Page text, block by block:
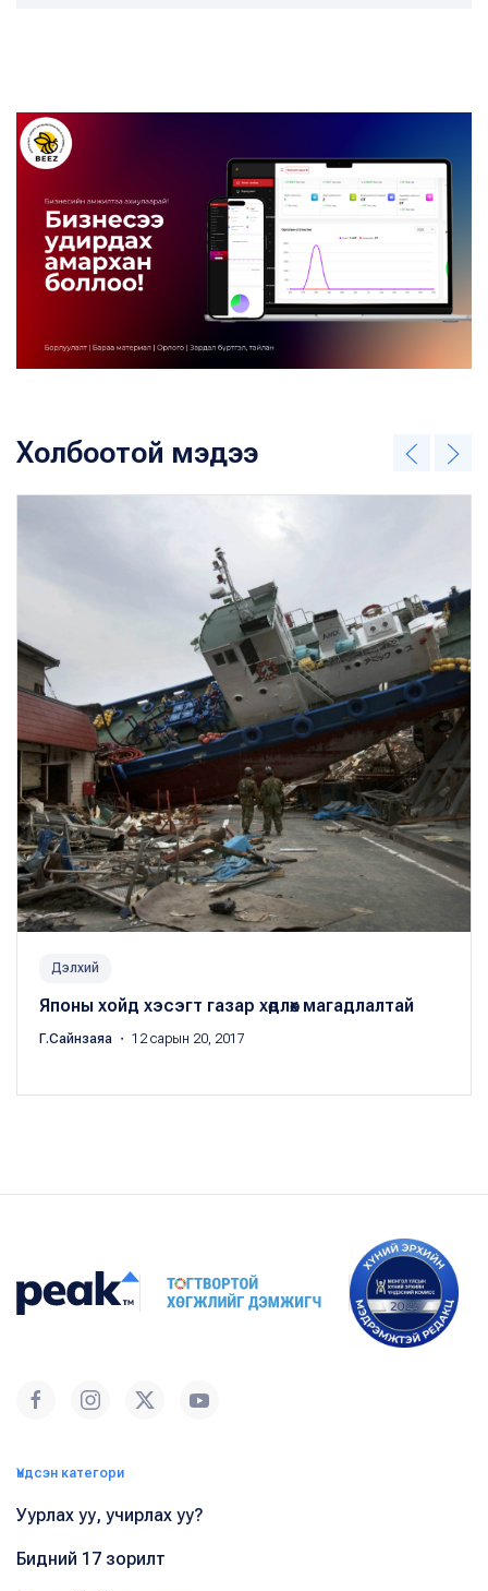
Холбоотой мэдээ
Дэлхий
Японы хойд хэсэгт газар хөдлөх магадлалтай
Г.Сайнзаяа ・ 12 сарын 20, 2017
Үндсэн категори
Уурлах уу, учирлах уу?
Бидний 17 зорилт